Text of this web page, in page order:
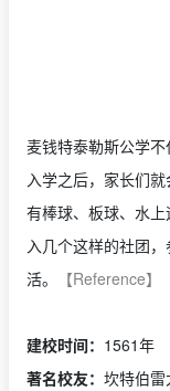
麦钱特泰勒斯公学
入学之后，家长们
有棒球、板球、水
入几个这样的社团
活。
【Reference】
建校时间： 1561年
著名校友： 坎特伯